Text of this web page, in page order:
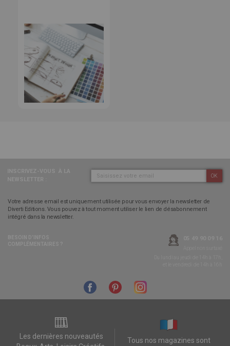
OK
Votre adresse email est uniquement utilisée pour vous envoyer la newsletter de
Diverti Editions. Vous pouvez à tout moment utiliser le lien de désabonnement
intégré dans la newsletter.
Les dernières nouveautés
Tous nos magazines sont